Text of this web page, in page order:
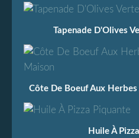
Tapenade D'Olives
Côte De Boeuf Aux
Huile À